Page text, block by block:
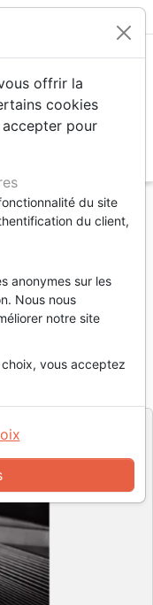
Adultes
chants pour
1
chrétienne
offrir la
cookies
accepter pour
du site
du client,
anonymes sur les
Nous nous
notre site
vous acceptez